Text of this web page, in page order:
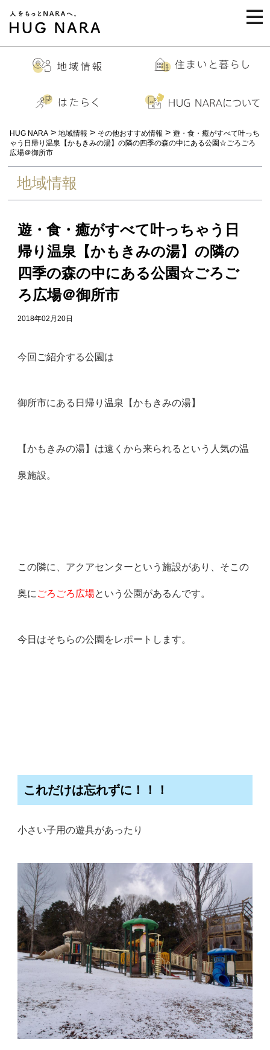
HUG NARA > 地域情報 > その他おすすめ情報 > 遊・食・癒がすべて叶っち
ゃう日帰り温泉【かもきみの湯】の隣の四季の森の中にある公園☆ごろごろ
広場＠御所市
地域情報
遊・食・癒がすべて叶っちゃう日
帰り温泉【かもきみの湯】の隣の
四季の森の中にある公園☆ごろご
ろ広場＠御所市
2018年02月20日
今回ご紹介する公園は
御所市にある日帰り温泉 【かもきみの湯】
【かもきみの湯】は遠くから来られるという人気の温
泉施設。
この隣に、アクアセンターという施設があり、そこの
奥に ごろごろ広場という公園があるんです。
今日はそちらの公園をレポートします。
これだけは忘れずに！！！
小さい子用の遊具があったり